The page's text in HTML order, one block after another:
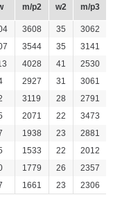
m/p2 w2 m/p3
3608 35
3062
3544 35
3141
4028 41
2530
2927 31
3061
3119 28
2791
2071 22
3473
1938 23
2881
1533 22
2012
1779 26
2357
1661 23 2306